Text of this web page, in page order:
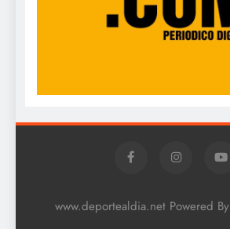
www.deportealdia.net Powered By